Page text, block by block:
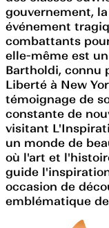
gouvernement,
événement
combattants
elle-même est
Bartholdi, connu
Liberté à New
témoignage de
constante de
visitant
un monde de
où l'art et
guide
occasion de
emblématique